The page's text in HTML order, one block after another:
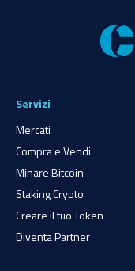
Servizi
Mercati
Compra e Vendi
Minare Bitcoin
Staking Crypto
Creare il tuo Token
Diventa Partner